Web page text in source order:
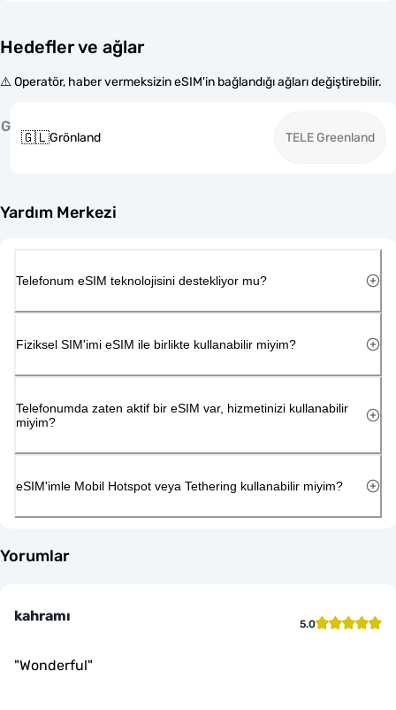
Hedefler ve ağlar
⚠️ Operatör, haber vermeksizin eSIM'in bağlandığı ağları değiştirebilir.
G
🇬🇱Grönland TELE Greenland
Yardım Merkezi
Telefonum eSIM teknolojisini destekliyor mu?
Fiziksel SIM'imi eSIM ile birlikte kullanabilir miyim?
Telefonumda zaten aktif bir eSIM var, hizmetinizi kullanabilir
miyim?
eSIM'imle Mobil Hotspot veya Tethering kullanabilir miyim?
Yorumlar
kahramı 5.0
"Wonderful"